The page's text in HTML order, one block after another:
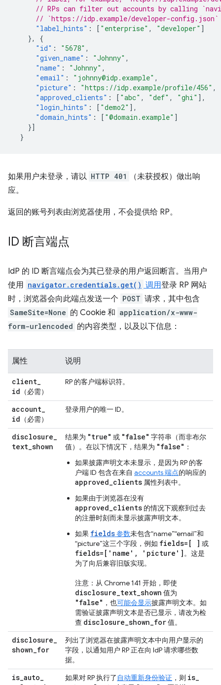
// RPs can filter out accounts by calling
// `https://idp.example/developer-
"label_hints" : [ "enterprise" , "developer" ]
},
{
"id" : "5678" ,
"given_name" : "Johnny" ,
"name" : "Johnny" ,
"email" : "johnny@idp.example" ,
"picture" : "https://idp.example/profile/456" ,
"approved_clients" : [ "abc" , "def" , "ghi" ],
"login_hints" : [ "demo2" ],
"domain_hints" : [ "@domain.example" ]
}]
}
如果用户未登录，请以 HTTP 401
（未获授权）做出响
应。
返回的账号列表由浏览器使用，不会提供给 RP。
ID 断言端点
IdP 的 ID 断言端点会为其已登录的用户返回断言。当用户
使用 navigator.credentials.get() 调用登录 RP 网站
时，浏览器会向此端点发送一个 POST 请求，其中包含
SameSite=None 的 Cookie 和 application/x-www-
form-urlencoded 的内容类型，以及以下信息：
属性 说明
client_
id （必需）
RP 的客户端标识符。
account_
id （必需）
登录用户的唯一 ID。
disclosure_
text_shown
结果为 "true" 或 "false" 字符串（而非布尔
值）。在以下情况下，结果为 "false" ：
如果披露声明文本未显示，是因为 RP 的客
户端 ID 包含在来自 accounts 端点的响应的
approved_clients 属性列表中。
如果由于浏览器在没有
approved_clients 的情况下观察到过去
的注册时刻而未显示披露声明文本。
如果 fields参数未包含“name”“email”和
“picture”这三个字段，例如 fields=[ ] 或
fields=['name', 'picture']。这是
为了向后兼容旧版实现。
注意：从 Chrome 141 开始，即使
disclosure_text_shown 值为
"false" ，也可能会显示披露声明文本。如
需验证披露声明文本是否已显示，请改为检
查 disclosure_shown_for值。
disclosure_
shown_for
列出了浏览器在披露声明文本中向用户显示的
字段，以通知用户 RP 正在向 IdP 请求哪些数
据。
is_auto_
如果对 RP 执行了 自动重新身份验证 ，则 is_